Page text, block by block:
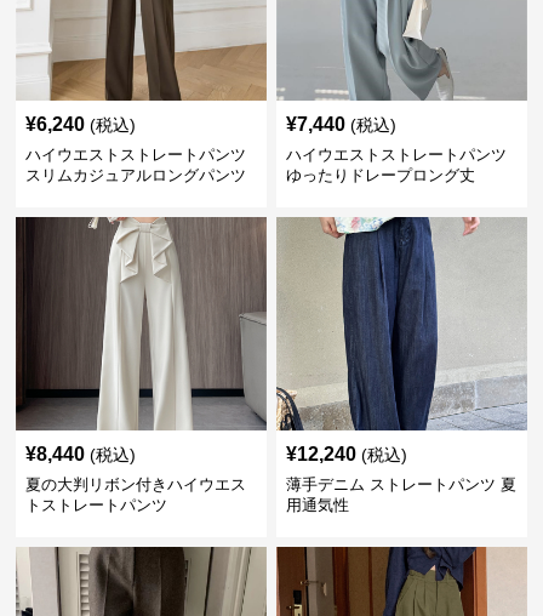
¥6,240 (税込)
ハイウエストストレートパンツ
スリムカジュアルロングパンツ
¥7,440 (税込)
ハイウエストストレートパンツ
ゆったりドレープロング丈
¥8,440 (税込)
夏の大判リボン付きハイウエス
トストレートパンツ
¥12,240 (税込)
薄手デニム ストレートパンツ 夏
用通気性